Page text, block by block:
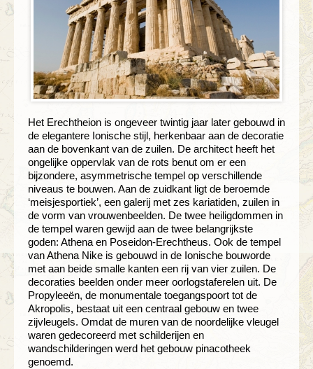
Het Erechtheion is ongeveer twintig jaar later gebouwd in
de elegantere Ionische stijl, herkenbaar aan de decoratie
aan de bovenkant van de zuilen. De architect heeft het
ongelijke oppervlak van de rots benut om er een
bijzondere, asymmetrische tempel op verschillende
niveaus te bouwen. Aan de zuidkant ligt de beroemde
‘meisjesportiek’, een galerij met zes kariatiden, zuilen in
de vorm van vrouwenbeelden. De twee heiligdommen in
de tempel waren gewijd aan de twee belangrijkste
goden: Athena en Poseidon-Erechtheus. Ook de tempel
van Athena Nike is gebouwd in de Ionische bouworde
met aan beide smalle kanten een rij van vier zuilen. De
decoraties beelden onder meer oorlogstaferelen uit. De
Propyleeën, de monumentale toegangspoort tot de
Akropolis, bestaat uit een centraal gebouw en twee
zijvleugels. Omdat de muren van de noordelijke vleugel
waren gedecoreerd met schilderijen en
wandschilderingen werd het gebouw pinacotheek
genoemd.